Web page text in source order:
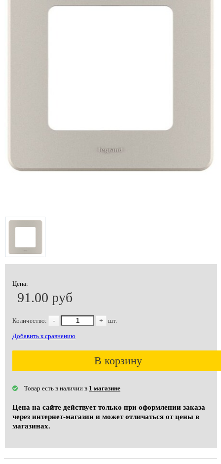
Цена:
91.00 руб
Количество: - + шт.
Добавить к сравнению
В корзину
Товар есть в наличии в 1 магазине
Цена на сайте действует только при оформлении заказа
через интернет-магазин и может отличаться от цены в
магазинах.